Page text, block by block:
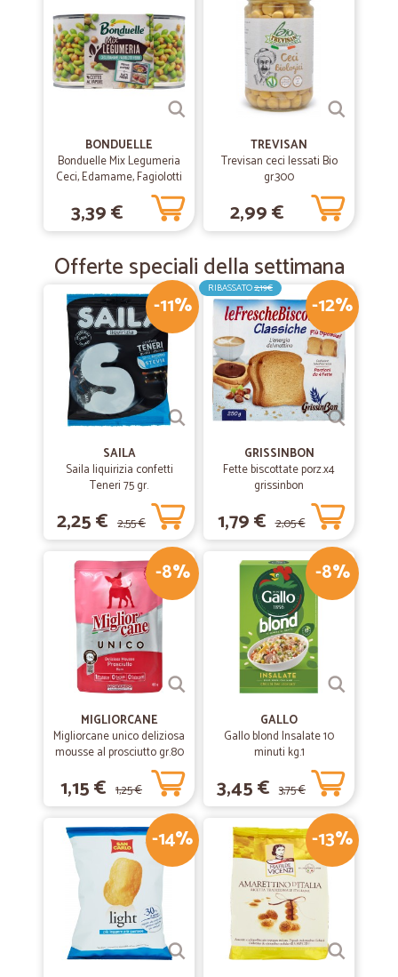
BONDUELLE
Bonduelle Mix Legumeria
Ceci, Edamame, Fagiolotti
Verdi 2 x 160 g
3,39 €
TREVISAN
Trevisan ceci lessati Bio
gr.300
2,99 €
Offerte speciali della settimana
-11%
SAILA
Saila liquirizia confetti
Teneri 75 gr.
2,25 € 2,55 €
-12%
RIBASSATO2,19€
GRISSINBON
Fette biscottate porz.x4
grissinbon
1,79 € 2,05 €
-8%
MIGLIORCANE
Migliorcane unico deliziosa
mousse al prosciutto gr.80
1,15 € 1,25 €
-8%
GALLO
Gallo blond Insalate 10
minuti kg.1
3,45 € 3,75 €
-14% -13%